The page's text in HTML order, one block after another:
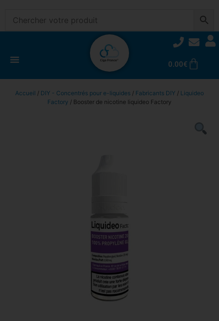
0.00€
Accueil / DIY - Concentrés pour e-liquides / Fabricants DIY / Liquideo
Factory / Booster de nicotine liquideo Factory